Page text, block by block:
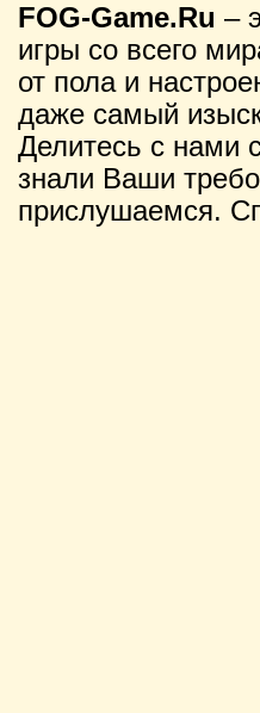
FOG-Game.Ru –
игры со всего
от пола и
даже самый
Делитесь с нами
знали Ваши
прислушаемся.